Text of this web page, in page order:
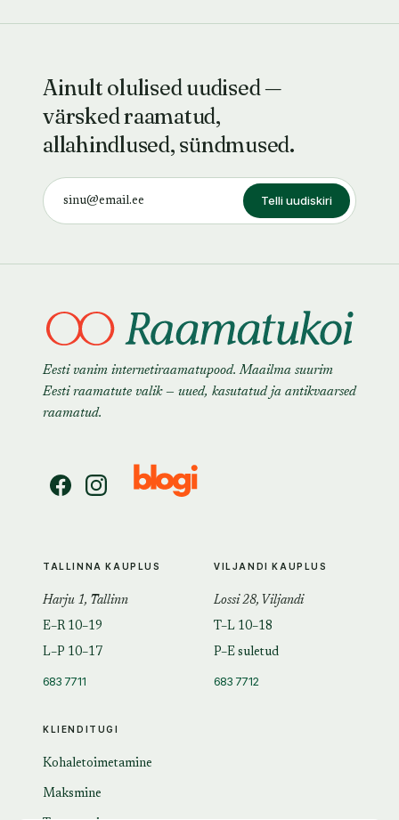
Ainult olulised uudised —
värsked raamatud,
allahindlused, sündmused.
Telli uudiskiri
Eesti vanim internetiraamatupood. Maailma suurim
Eesti raamatute valik — uued, kasutatud ja antikvaarsed
raamatud.
KLIENDITUGI
Kohaletoimetamine
Maksmine
TALLINNA KAUPLUS
Harju 1, Tallinn
E–R 10–19
L–P 10–17
683 7711
VILJANDI KAUPLUS
Lossi 28, Viljandi
T–L 10–18
P–E suletud
683 7712